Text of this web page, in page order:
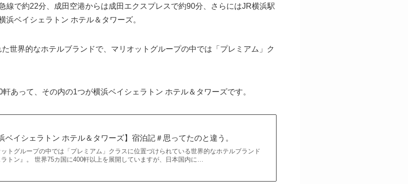
線で約22分、成田空港からは成田エクスプレスで約90分、さらにはJR横浜駅
浜ベイシェラトン ホテル＆タワーズ。
た世界的なホテルブランドで、マリオットグループの中では「プレミアム」ク
あって、その内の1つが横浜ベイシェラトン ホテル＆タワーズです。
ベイシェラトン ホテル＆タワーズ】宿泊記＃思ってたのと違う。
トグループの中では「プレミアム」クラスに位置づけられている世界的なホテルブランド
ラトン』。 世界75カ国に400軒以上を展開していますが、日本国内に…